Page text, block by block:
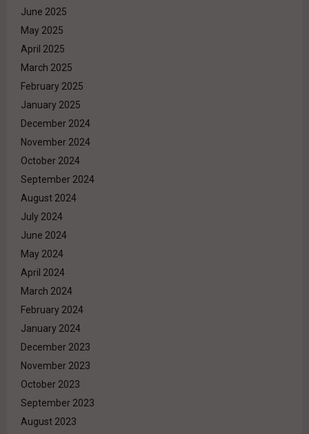
June 2025
May 2025
April 2025
March 2025
February 2025
January 2025
December 2024
November 2024
October 2024
September 2024
August 2024
July 2024
June 2024
May 2024
April 2024
March 2024
February 2024
January 2024
December 2023
November 2023
October 2023
September 2023
August 2023